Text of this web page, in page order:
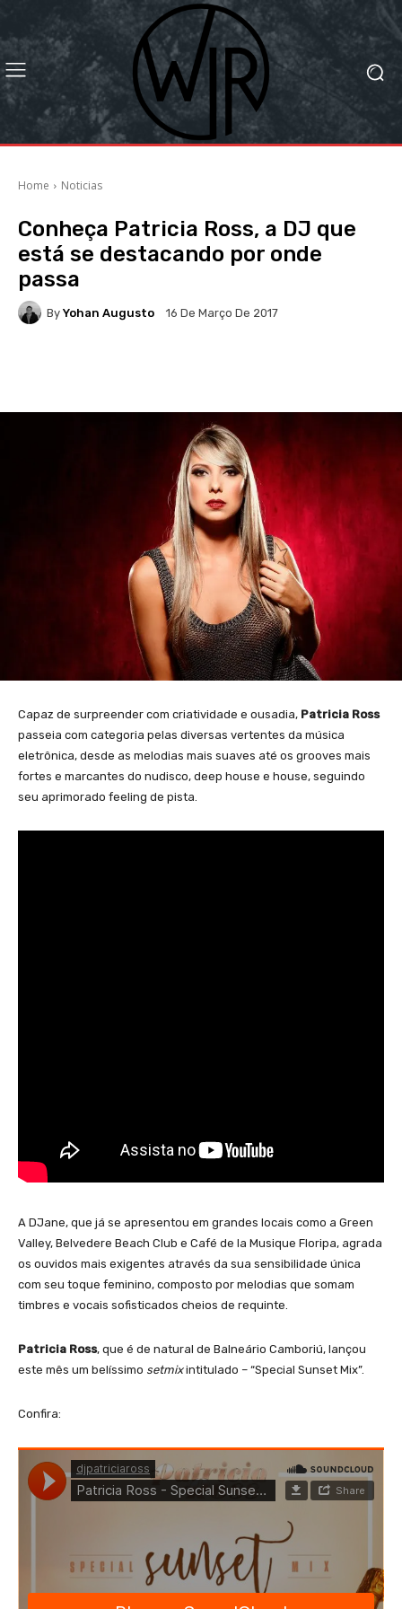
Home Noticias
Conheça Patricia Ross, a DJ que
está se destacando por onde
passa
By Yohan Augusto 16 De Março De 2017
Capaz de surpreender com criatividade e ousadia, Patricia Ross
passeia com categoria pelas diversas vertentes da música
eletrônica, desde as melodias mais suaves até os grooves mais
fortes e marcantes do nudisco, deep house e house, seguindo
seu aprimorado feeling de pista.
A DJane, que já se apresentou em grandes locais como a Green
Valley, Belvedere Beach Club e Café de la Musique Floripa, agrada
os ouvidos mais exigentes através da sua sensibilidade única
com seu toque feminino, composto por melodias que somam
timbres e vocais sofisticados cheios de requinte.
Patricia Ross, que é de natural de Balneário Camboriú, lançou
este mês um belíssimo setmixintitulado – “Special Sunset Mix”.
Confira: